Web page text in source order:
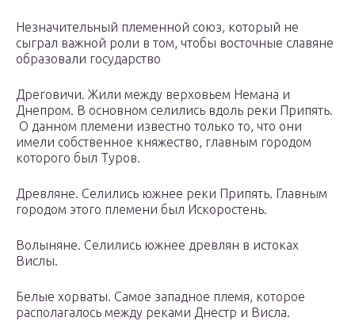
Незначительный племенной союз, который не
сыграл важной роли в том, чтобы восточные славяне
образовали государство
Дреговичи. Жили между верховьем Немана и
Днепром. В основном селились вдоль реки Припять.
О данном племени известно только то, что они
имели собственное княжество, главным городом
которого был Туров.
Древляне. Селились южнее реки Припять. Главным
городом этого племени был Искоростень.
Волыняне. Селились южнее древлян в истоках
Вислы.
Белые хорваты. Самое западное племя, которое
располагалось между реками Днестр и Висла.